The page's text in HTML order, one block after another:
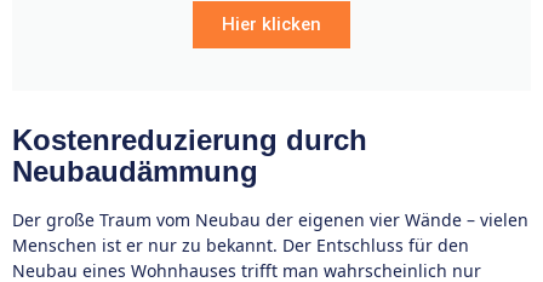
Hier klicken
Kostenreduzierung durch
Neubaudämmung
Der große Traum vom Neubau der eigenen vier Wände – vielen
Menschen ist er nur zu bekannt. Der Entschluss für den
Neubau eines Wohnhauses trifft man wahrscheinlich nur